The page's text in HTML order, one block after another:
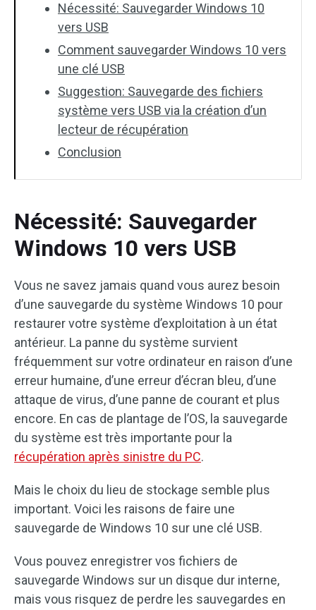
Nécessité: Sauvegarder Windows 10
vers USB
Comment sauvegarder Windows 10 vers
une clé USB
Suggestion: Sauvegarde des fichiers
système vers USB via la création d’un
lecteur de récupération
Conclusion
Nécessité: Sauvegarder
Windows 10 vers USB
Vous ne savez jamais quand vous aurez besoin
d’une sauvegarde du système Windows 10 pour
restaurer votre système d’exploitation à un état
antérieur. La panne du système survient
fréquemment sur votre ordinateur en raison d’une
erreur humaine, d’une erreur d’écran bleu, d’une
attaque de virus, d’une panne de courant et plus
encore. En cas de plantage de l’OS, la sauvegarde
du système est très importante pour la
récupération après sinistre du PC.
Mais le choix du lieu de stockage semble plus
important. Voici les raisons de faire une
sauvegarde de Windows 10 sur une clé USB.
Vous pouvez enregistrer vos fichiers de
sauvegarde Windows sur un disque dur interne,
mais vous risquez de perdre les sauvegardes en